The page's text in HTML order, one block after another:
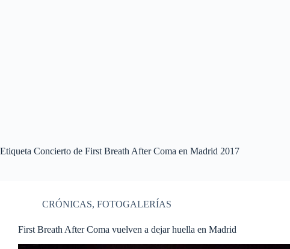
Etiqueta Concierto de First Breath After Coma en Madrid 2017
CRÓNICAS, FOTOGALERÍAS
First Breath After Coma vuelven a dejar huella en Madrid